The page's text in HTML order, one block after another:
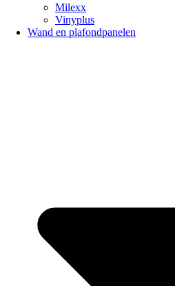
Milexx
Vinyplus
Wand en plafondpanelen